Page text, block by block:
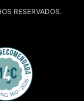
RESERVADOS.